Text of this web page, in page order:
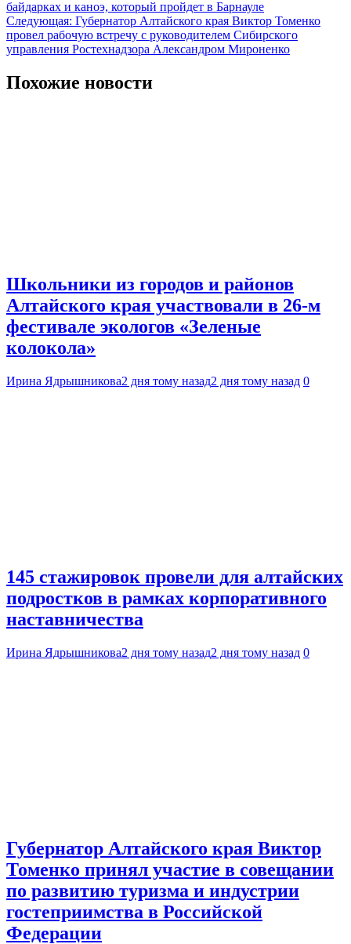
записям
байдарках и каноэ, который пройдет в Барнауле
Следующая: Губернатор Алтайского края Виктор Томенко
провел рабочую встречу с руководителем Сибирского
управления Ростехнадзора Александром Мироненко
Похожие новости
Школьники из городов и районов
Алтайского края участвовали в 26-м
фестивале экологов «Зеленые
колокола»
Ирина Ядрышникова2 дня тому назад2 дня тому назад 0
145 стажировок провели для алтайских
подростков в рамках корпоративного
наставничества
Ирина Ядрышникова2 дня тому назад2 дня тому назад 0
Губернатор Алтайского края Виктор
Томенко принял участие в совещании
по развитию туризма и индустрии
гостеприимства в Российской
Федерации